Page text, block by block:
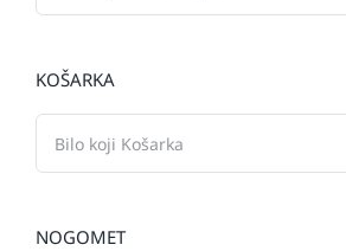
KOŠARKA
NOGOMET